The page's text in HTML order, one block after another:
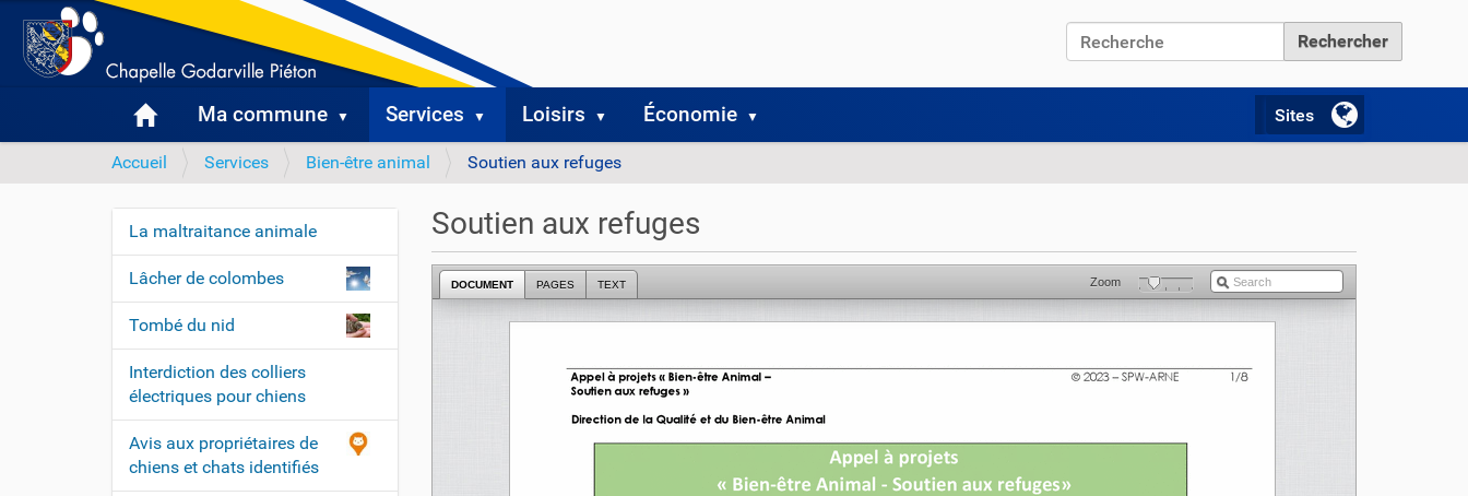
Chercher par
Ma commune Services Loisirs Économie
V
u
ê
e
i
Accueil Services Bien-être animal Soutien aux refuges
Soutien aux refuges
DOCUMENT PAGES TEXT Zoom
N
a
v
i
g
a
t
i
o
La maltraitance animale
Lâcher de colombes
Tombé du nid
Interdiction des colliers
électriques pour chiens
Avis aux propriétaires de
chiens et chats identifiés